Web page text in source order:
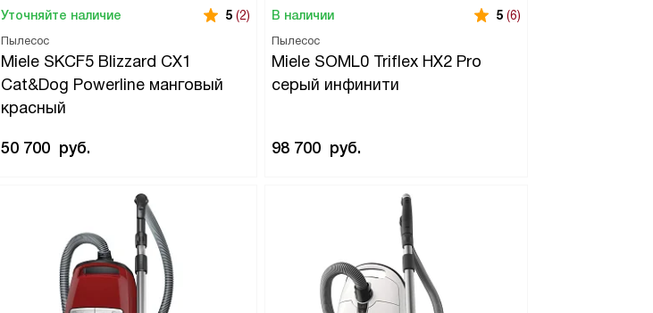
Пылесос
Miele SKCF5 Blizzard CX1
Cat&Dog Powerline манговый
красный
Уточняйте наличие 5 (2)
50 700 руб.
Пылесос
Miele SOML0 Triflex HX2 Pro
серый инфинити
В наличии 5 (6)
98 700 руб.